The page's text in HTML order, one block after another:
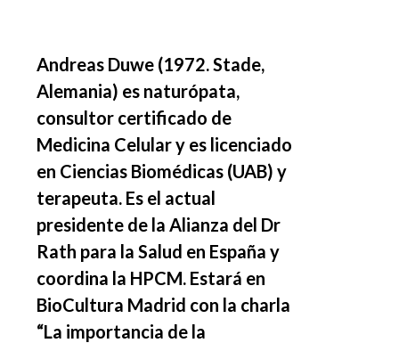
Andreas Duwe (1972. Stade,
Alemania) es naturópata,
consultor certificado de
Medicina Celular y es licenciado
en Ciencias Biomédicas (UAB) y
terapeuta. Es el actual
presidente de la Alianza del Dr
Rath para la Salud en España y
coordina la HPCM. Estará en
BioCultura Madrid con la charla
“La importancia de la